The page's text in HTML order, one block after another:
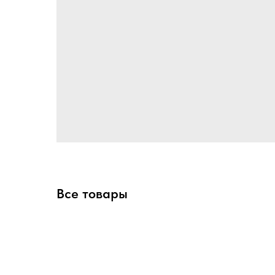
Все товары